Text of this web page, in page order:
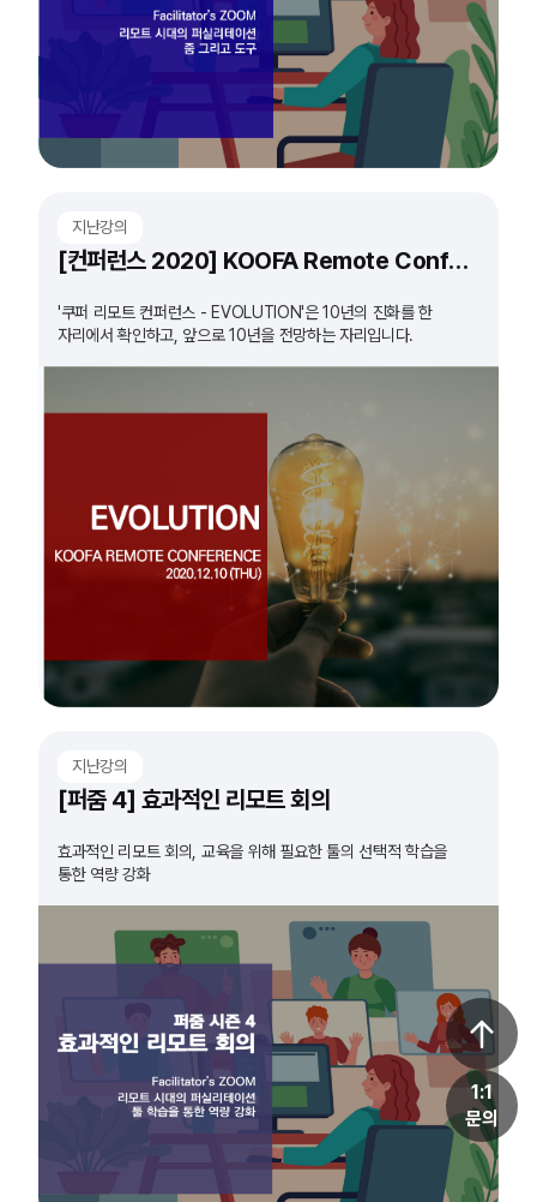
지난강의
[컨퍼런스 2020] KOOFA Remote Conference 'EVOLUTION'
'쿠퍼 리모트 컨퍼런스 - EVOLUTION'은 10년의 진화를 한
자리에서 확인하고, 앞으로 10년을 전망하는 자리입니다.
지난강의
[퍼줌 4] 효과적인 리모트 회의
효과적인 리모트 회의, 교육을 위해 필요한 툴의 선택적 학습을
통한 역량 강화
1:1
문의